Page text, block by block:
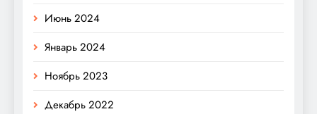
Июнь 2024
Январь 2024
Ноябрь 2023
Декабрь 2022